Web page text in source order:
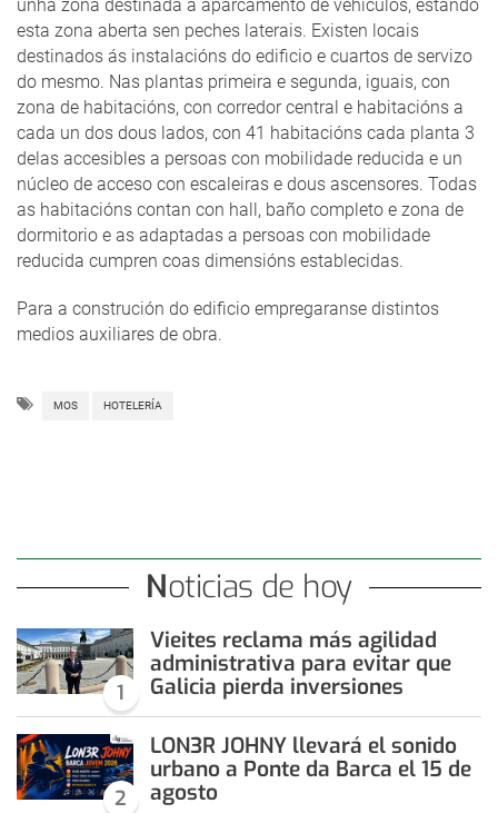
unha zona destinada a aparcamento de vehículos, estando
esta zona aberta sen peches laterais. Existen locais
destinados ás instalacións do edificio e cuartos de servizo
do mesmo. Nas plantas primeira e segunda, iguais, con
zona de habitacións, con corredor central e habitacións a
cada un dos dous lados, con 41 habitacións cada planta 3
delas accesibles a persoas con mobilidade reducida e un
núcleo de acceso con escaleiras e dous ascensores. Todas
as habitacións contan con hall, baño completo e zona de
dormitorio e as adaptadas a persoas con mobilidade
reducida cumpren coas dimensións establecidas.
Para a construción do edificio empregaranse distintos
medios auxiliares de obra.
MOS HOTELERÍA
Noticias de hoy
1
Vieites reclama más agilidad
administrativa para evitar que
Galicia pierda inversiones
2
LON3R JOHNY llevará el sonido
urbano a Ponte da Barca el 15 de
agosto